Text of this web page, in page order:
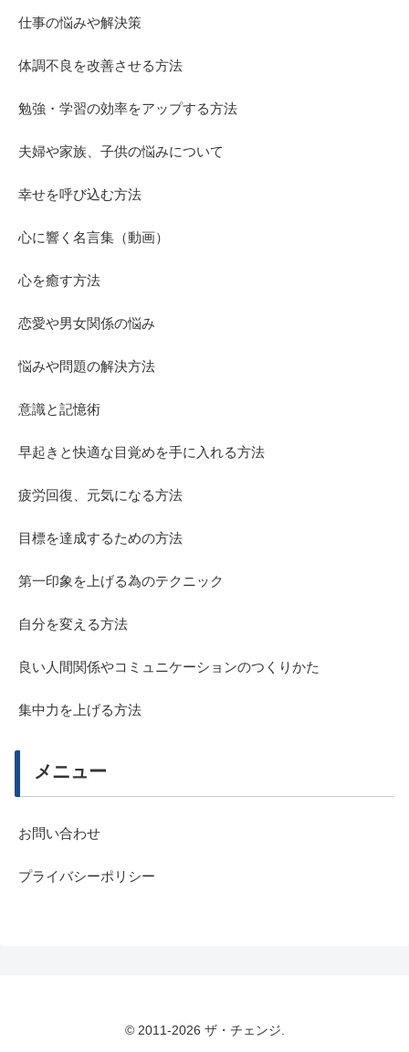
仕事の悩みや解決策
体調不良を改善させる方法
勉強・学習の効率をアップする方法
夫婦や家族、子供の悩みについて
幸せを呼び込む方法
心に響く名言集（動画）
心を癒す方法
恋愛や男女関係の悩み
悩みや問題の解決方法
意識と記憶術
早起きと快適な目覚めを手に入れる方法
疲労回復、元気になる方法
目標を達成するための方法
第一印象を上げる為のテクニック
自分を変える方法
良い人間関係やコミュニケーションのつくりかた
集中力を上げる方法
メニュー
お問い合わせ
プライバシーポリシー
© 2011-2026 ザ・チェンジ.